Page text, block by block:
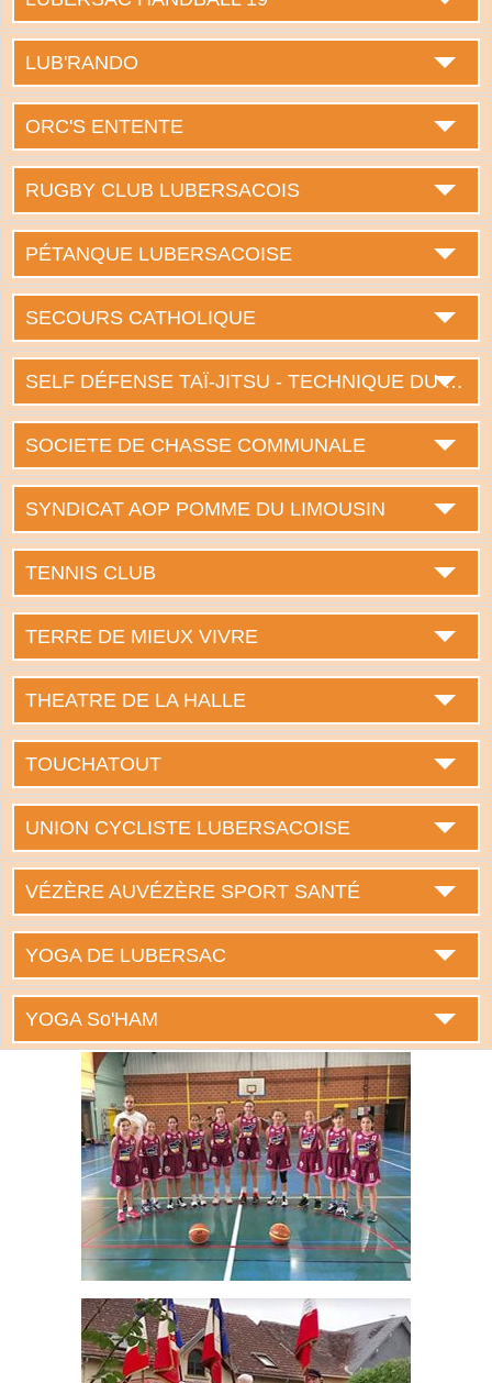
LUB'RANDO
ORC'S ENTENTE
RUGBY CLUB LUBERSACOIS
PÉTANQUE LUBERSACOISE
SECOURS CATHOLIQUE
SELF DÉFENSE TAÏ-JITSU - TECHNIQUE DU CORPS
SOCIETE DE CHASSE COMMUNALE
SYNDICAT AOP POMME DU LIMOUSIN
TENNIS CLUB
TERRE DE MIEUX VIVRE
THEATRE DE LA HALLE
TOUCHATOUT
UNION CYCLISTE LUBERSACOISE
VÉZÈRE AUVÉZÈRE SPORT SANTÉ
YOGA DE LUBERSAC
YOGA So'HAM